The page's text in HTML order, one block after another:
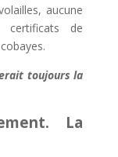
aucune
certificats de
toujours la
La